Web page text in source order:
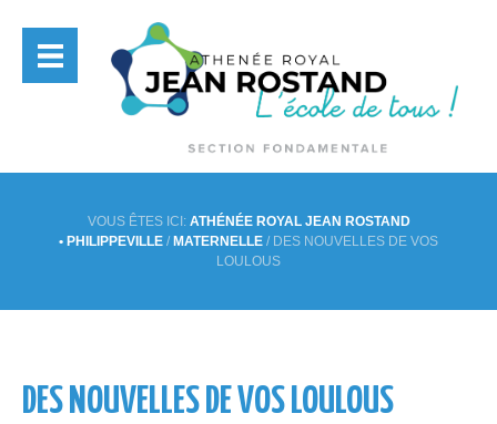
VOUS ÊTES ICI: ATHÉNÉE ROYAL JEAN ROSTAND
• PHILIPPEVILLE / MATERNELLE / DES NOUVELLES DE VOS
LOULOUS
DES NOUVELLES DE VOS LOULOUS